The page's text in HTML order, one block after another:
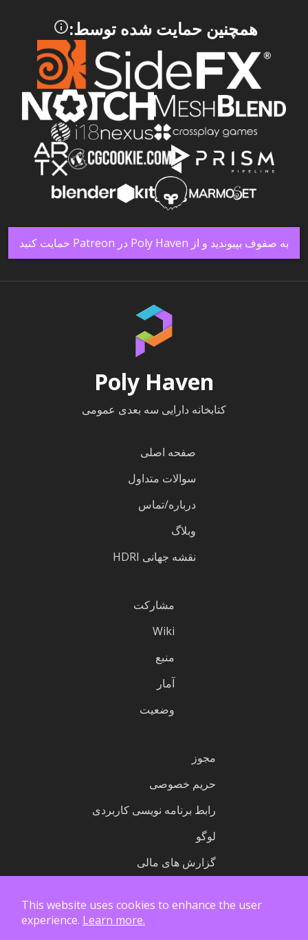
همچنین حمایت شده توسط:
به صفوف بپیوندید و از Poly Haven در Patreon حمایت کنید
Poly Haven
کتابخانه دارایی سه بعدی عمومی
صفحه اصلی
سوالات متداول
درباره/تماس
وبلاگ
نقشه جهانی HDRI
مشارکت
Wiki
منبع
آمار
وضعیت
مجوز
حریم خصوصی
رابط برنامه نویسی کاربردی
لوگو
گزارش های مالی
This website uses cookies to enhance the user
experience. Learn more.